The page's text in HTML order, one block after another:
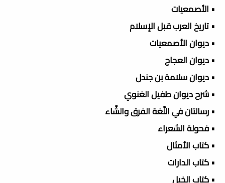
• الأصمعيات
• تاريخ العرب قبل الإسلام
• ديوان الأصمعيات
• ديوان العجاج
• ديوان سلامة بن جندل
• شرح ديوان طفيل الغنوي
• رسالتان في اللّغة الفرق والشّاء
• فحولة الشعراء
• كتاب الأمثال
• كتاب الدارات
• كتاب الخيل